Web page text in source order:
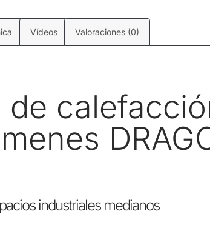
Vídeos Valoraciones (0)
de
industriales medianos